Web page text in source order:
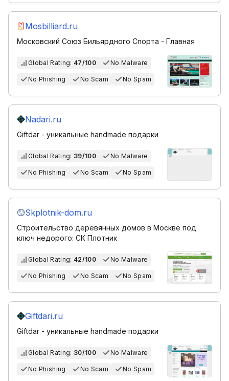
Mosbilliard.ru
Московский Союз Бильярдного Спорта - Главная
Global Rating: 47/100 No Malware
No Phishing No Scam No Spam
Nadari.ru
Giftdar - уникальные handmade подарки
Global Rating: 39/100 No Malware
No Phishing No Scam No Spam
Skplotnik-dom.ru
Строительство деревянных домов в Москве под
ключ недорого: СК Плотник
Global Rating: 42/100 No Malware
No Phishing No Scam No Spam
Giftdari.ru
Giftdar - уникальные handmade подарки
Global Rating: 30/100 No Malware
No Phishing No Scam No Spam